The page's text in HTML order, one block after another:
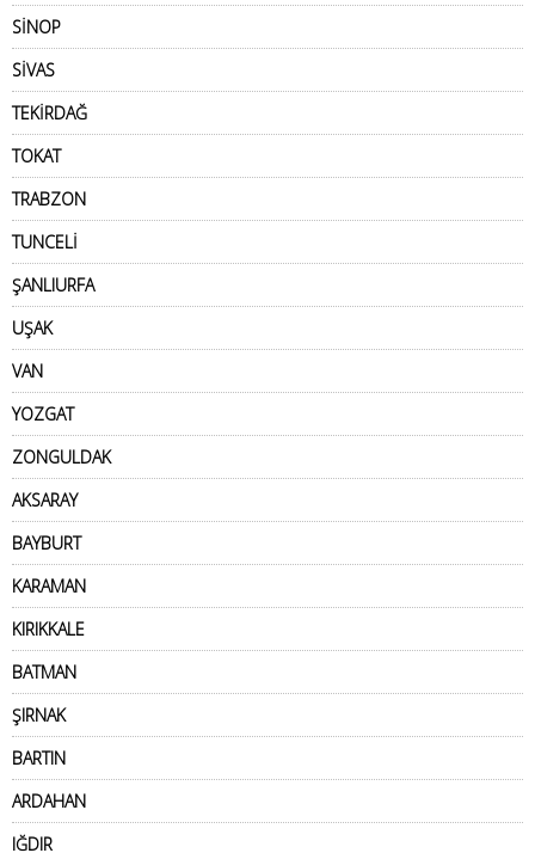
SİNOP
SİVAS
TEKİRDAĞ
TOKAT
TRABZON
TUNCELİ
ŞANLIURFA
UŞAK
VAN
YOZGAT
ZONGULDAK
AKSARAY
BAYBURT
KARAMAN
KIRIKKALE
BATMAN
ŞIRNAK
BARTIN
ARDAHAN
IĞDIR